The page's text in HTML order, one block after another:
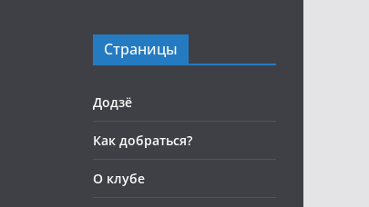
Страницы
Додзё
Как добраться?
О клубе